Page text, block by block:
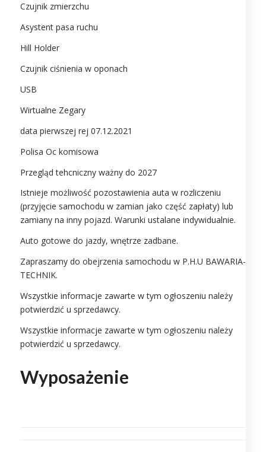
Czujnik zmierzchu
Asystent pasa ruchu
Hill Holder
Czujnik ciśnienia w oponach
USB
Wirtualne Zegary
data pierwszej rej 07.12.2021
Polisa Oc komisowa
Przegląd tehcniczny ważny do 2027
Istnieje możliwość pozostawienia auta w rozliczeniu
(przyjęcie samochodu w zamian jako część zapłaty) lub
zamiany na inny pojazd. Warunki ustalane indywidualnie.
Auto gotowe do jazdy, wnętrze zadbane.
Zapraszamy do obejrzenia samochodu w P.H.U BAWARIA-
TECHNIK.
Wszystkie informacje zawarte w tym ogłoszeniu należy
potwierdzić u sprzedawcy.
Wszystkie informacje zawarte w tym ogłoszeniu należy
potwierdzić u sprzedawcy.
Wyposażenie